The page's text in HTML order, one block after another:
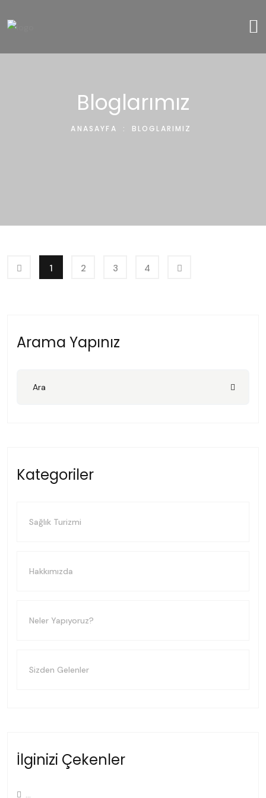
Bloglarımız
ANASAYFA : BLOGLARIMIZ
1 2 3 4
Arama Yapınız
Kategoriler
Sağlık Turizmi
Hakkımızda
Neler Yapıyoruz?
Sizden Gelenler
İlginizi Çekenler
...